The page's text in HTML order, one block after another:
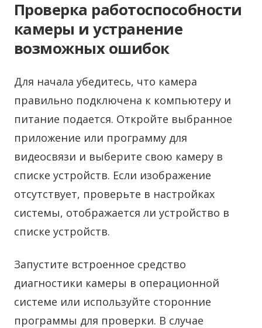
Проверка работоспособности
камеры и устранение
возможных ошибок
Для начала убедитесь, что камера
правильно подключена к компьютеру и
питание подается. Откройте выбранное
приложение или программу для
видеосвязи и выберите свою камеру в
списке устройств. Если изображение
отсутствует, проверьте в настройках
системы, отображается ли устройство в
списке устройств.
Запустите встроенное средство
диагностики камеры в операционной
системе или используйте сторонние
программы для проверки. В случае